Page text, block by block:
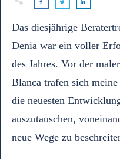
Das diesjährige
Denia war ein voller
des Jahres. Vor der
Blanca trafen sich
die neuesten
auszutauschen,
neue Wege zu